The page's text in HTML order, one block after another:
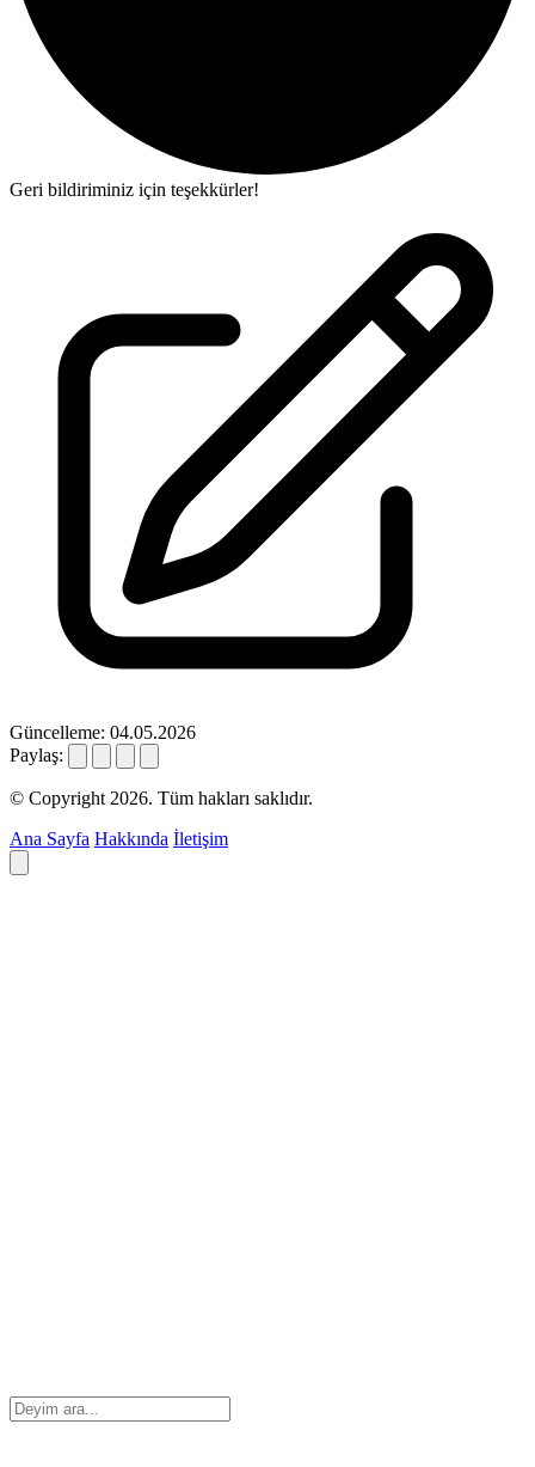
Geri bildiriminiz için teşekkürler!
Güncelleme: 04.05.2026
Paylaş:
© Copyright 2026. Tüm hakları saklıdır.
Ana Sayfa Hakkında İletişim